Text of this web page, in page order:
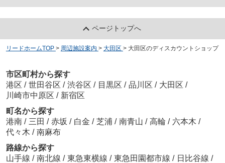
ページトップへ
リードホームTOP > 周辺施設案内 > 大田区 > 大田区のディスカウントショップ
市区町村から探す
港区 / 世田谷区 / 渋谷区 / 目黒区 / 品川区 / 大田区 /
川崎市中原区 / 新宿区
町名から探す
港南 / 三田 / 赤坂 / 白金 / 芝浦 / 南青山 / 高輪 / 六本木 /
代々木 / 南麻布
路線から探す
山手線 / 南北線 / 東急東横線 / 東急田園都市線 / 日比谷線 /